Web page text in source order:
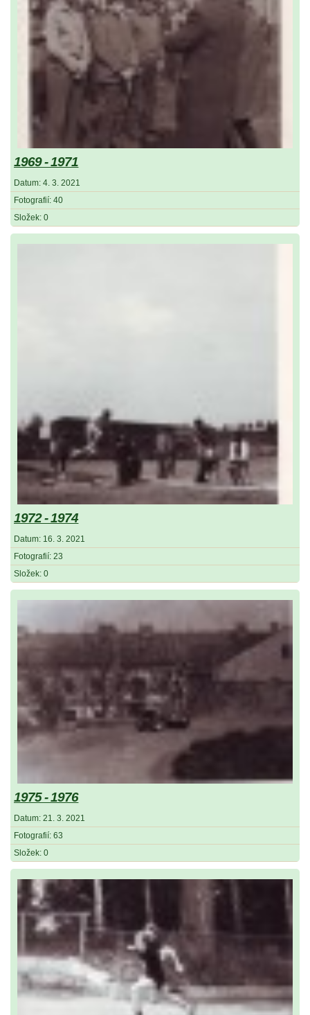
1969 - 1971
Datum: 4. 3. 2021
Fotografií: 40
Složek: 0
1972 - 1974
Datum: 16. 3. 2021
Fotografií: 23
Složek: 0
1975 - 1976
Datum: 21. 3. 2021
Fotografií: 63
Složek: 0